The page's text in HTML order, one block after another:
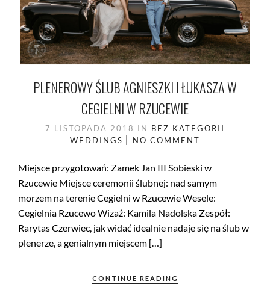
PLENEROWY ŚLUB AGNIESZKI I ŁUKASZA W
CEGIELNI W RZUCEWIE
7 LISTOPADA 2018 IN BEZ KATEGORII
WEDDINGS
NO COMMENT
Miejsce przygotowań: Zamek Jan III Sobieski w
Rzucewie Miejsce ceremonii ślubnej: nad samym
morzem na terenie Cegielni w Rzucewie Wesele:
Cegielnia Rzucewo Wizaż: Kamila Nadolska Zespół:
Rarytas Czerwiec, jak widać idealnie nadaje się na ślub w
plenerze, a genialnym miejscem […]
CONTINUE READING